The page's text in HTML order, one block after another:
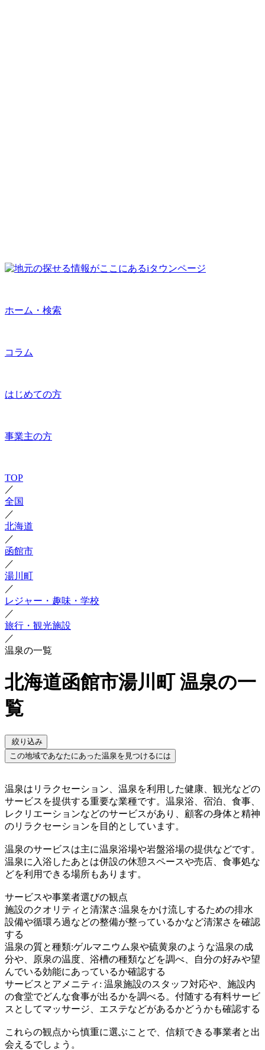
ホーム・検索
コラム
はじめての方
事業主の方
TOP
／
全国
／
北海道
／
函館市
／
湯川町
／
レジャー・趣味・学校
／
旅行・観光施設
／
温泉の一覧
北海道函館市湯川町 温泉の一
覧
絞り込み
この地域であなたにあった温泉を見つけるには
温泉はリラクセーション、温泉を利用した健康、観光などの
サービスを提供する重要な業種です。温泉浴、宿泊、食事、
レクリエーションなどのサービスがあり、顧客の身体と精神
のリラクセーションを目的としています。
温泉のサービスは主に温泉浴場や岩盤浴場の提供などです。
温泉に入浴したあとは併設の休憩スペースや売店、食事処な
どを利用できる場所もあります。
サービスや事業者選びの観点
施設のクオリティと清潔さ:温泉をかけ流しするための排水
設備や循環ろ過などの整備が整っているかなど清潔さを確認
する
温泉の質と種類:ゲルマニウム泉や硫黄泉のような温泉の成
分や、原泉の温度、浴槽の種類などを調べ、自分の好みや望
んでいる効能にあっているか確認する
サービスとアメニティ: 温泉施設のスタッフ対応や、施設内
の食堂でどんな食事が出るかを調べる。付随する有料サービ
スとしてマッサージ、エステなどがあるかどうかも確認する
これらの観点から慎重に選ぶことで、信頼できる事業者と出
会えるでしょう。